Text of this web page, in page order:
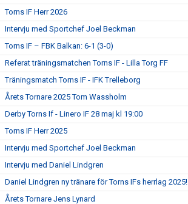
Torns IF Herr 2026
Intervju med Sportchef Joel Beckman
Torns IF – FBK Balkan: 6-1 (3-0)
Referat träningsmatchen Torns IF - Lilla Torg FF
Träningsmatch Torns IF - IFK Trelleborg
Årets Tornare 2025 Tom Wassholm
Derby Torns If - Linero IF 28 maj kl 19:00
Torns IF Herr 2025
Intervju med Sportchef Joel Beckman
Intervju med Daniel Lindgren
Daniel Lindgren ny tränare för Torns IFs herrlag 2025!
Årets Tornare Jens Lynard